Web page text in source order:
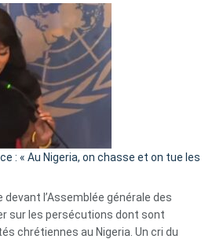
Tegnér
exulte
« Zemmour
a
tout
parle
ses
tripes »
: « Au Nigeria, on chasse et on tue les
devant l’Assemblée générale des
sur les persécutions dont sont
chrétiennes au Nigeria. Un cri du